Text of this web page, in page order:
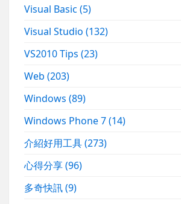
Visual Basic(5)
Visual Studio(132)
VS2010 Tips(23)
Web(203)
Windows(89)
Windows Phone 7(14)
介紹好用工具(273)
心得分享(96)
多奇快訊(9)